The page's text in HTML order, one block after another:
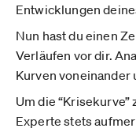
Entwicklungen
Nun hast du einen
Verläufen vor dir.
Kurven voneinander
Um die
Experte stets